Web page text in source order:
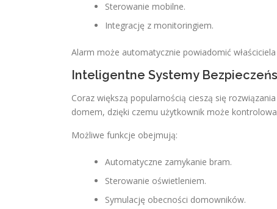
Sterowanie mobilne.
Integrację z monitoringiem.
Alarm może automatycznie powiadomić
Inteligentne Systemy
Coraz większą popularnością cieszą się
domem, dzięki czemu użytkownik może
Możliwe funkcje obejmują:
Automatyczne zamykanie bram.
Sterowanie oświetleniem.
Symulację obecności domowników.